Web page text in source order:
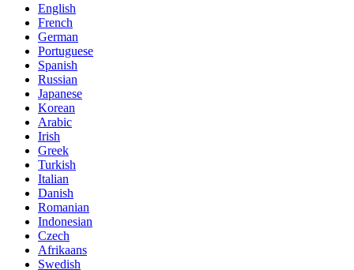
English
French
German
Portuguese
Spanish
Russian
Japanese
Korean
Arabic
Irish
Greek
Turkish
Italian
Danish
Romanian
Indonesian
Czech
Afrikaans
Swedish